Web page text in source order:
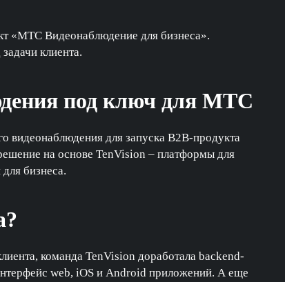
«МТС Видеонаблюдение для бизнеса».
клиента.
под ключ для МТС
видеонаблюдения для запуска B2B-продукта
на основе TenVision – платформы для
бизнеса.
команда TenVision доработала backend-
web, iOS и Android приложений. А еще